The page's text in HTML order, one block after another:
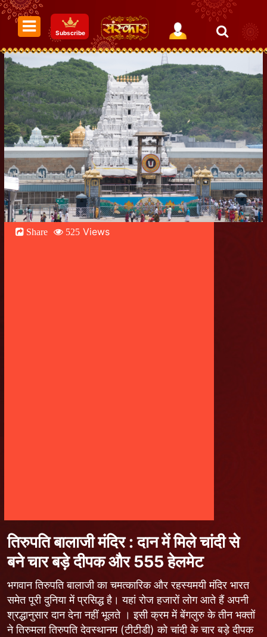
Subscribe
Share 525 Views
तिरुपति बालाजी मंदिर : दान में मिले चांदी से
बने चार बड़े दीपक और 555 हेलमेट
भगवान तिरुपति बालाजी का चमत्कारिक और रहस्यमयी मंदिर भारत
समेत पूरी दुनिया में प्रसिद्ध है। यहां रोज हजारों लोग आते हैं अपनी
श्रद्धानुसार दान देना नहीं भूलते । इसी क्रम में बेंगलुरु के तीन भक्तों
ने तिरुमला तिरुपति देवस्थानम (टीटीडी) को चांदी के चार बड़े दीपक